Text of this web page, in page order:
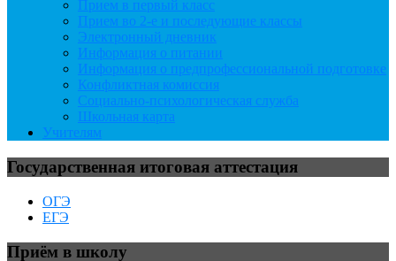
Прием в первый класс
Прием во 2-е и последующие классы
Электронный дневник
Информация о питании
Информация о предпрофессиональной подготовке
Конфликтная комиссия
Социально-психологическая служба
Школьная карта
Учителям
Государственная итоговая аттестация
ОГЭ
ЕГЭ
Приём в школу